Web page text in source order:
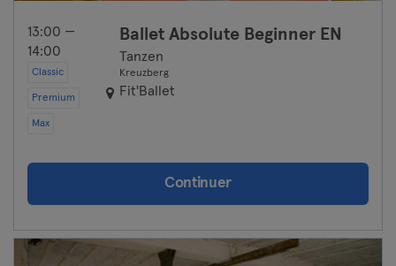
13:00 —
14:00
Classic
Premium
Max
Ballet Absolute Beginner EN
Tanzen
Kreuzberg
Fit'Ballet
Continuer